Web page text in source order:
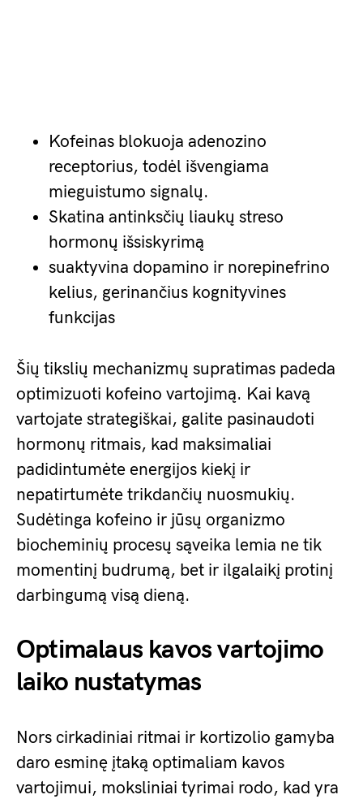
Kofeinas blokuoja adenozino
receptorius, todėl išvengiama
mieguistumo signalų.
Skatina antinksčių liaukų streso
hormonų išsiskyrimą
suaktyvina dopamino ir norepinefrino
kelius, gerinančius kognityvines
funkcijas
Šių tikslių mechanizmų supratimas padeda
optimizuoti kofeino vartojimą. Kai kavą
vartojate strategiškai, galite pasinaudoti
hormonų ritmais, kad maksimaliai
padidintumėte energijos kiekį ir
nepatirtumėte trikdančių nuosmukių.
Sudėtinga kofeino ir jūsų organizmo
biocheminių procesų sąveika lemia ne tik
momentinį budrumą, bet ir ilgalaikį protinį
darbingumą visą dieną.
Optimalaus kavos vartojimo
laiko nustatymas
Nors cirkadiniai ritmai ir kortizolio gamyba
daro esminę įtaką optimaliam kavos
vartojimui, moksliniai tyrimai rodo, kad yra